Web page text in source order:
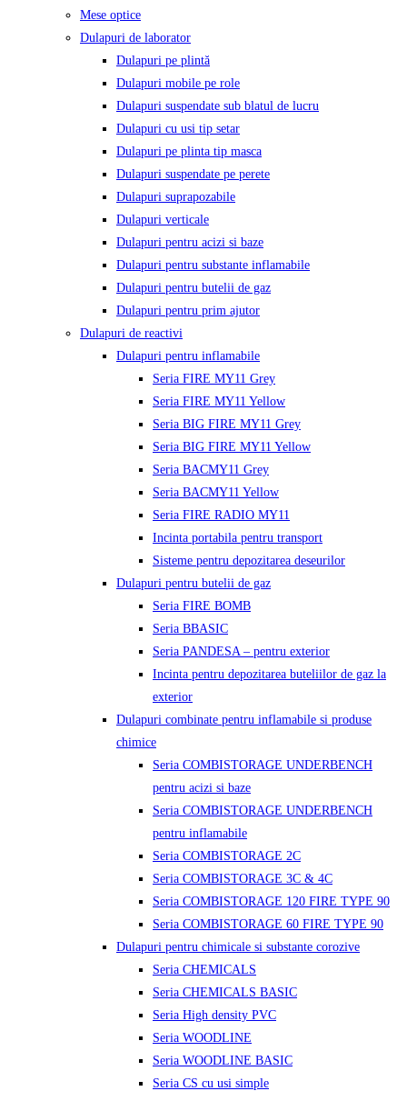
Mese optice
Dulapuri de laborator
Dulapuri pe plintă
Dulapuri mobile pe role
Dulapuri suspendate sub blatul de lucru
Dulapuri cu usi tip setar
Dulapuri pe plinta tip masca
Dulapuri suspendate pe perete
Dulapuri suprapozabile
Dulapuri verticale
Dulapuri pentru acizi si baze
Dulapuri pentru substante inflamabile
Dulapuri pentru butelii de gaz
Dulapuri pentru prim ajutor
Dulapuri de reactivi
Dulapuri pentru inflamabile
Seria FIRE MY11 Grey
Seria FIRE MY11 Yellow
Seria BIG FIRE MY11 Grey
Seria BIG FIRE MY11 Yellow
Seria BACMY11 Grey
Seria BACMY11 Yellow
Seria FIRE RADIO MY11
Incinta portabila pentru transport
Sisteme pentru depozitarea deseurilor
Dulapuri pentru butelii de gaz
Seria FIRE BOMB
Seria BBASIC
Seria PANDESA – pentru exterior
Incinta pentru depozitarea buteliilor de gaz la
exterior
Dulapuri combinate pentru inflamabile si produse
chimice
Seria COMBISTORAGE UNDERBENCH
pentru acizi si baze
Seria COMBISTORAGE UNDERBENCH
pentru inflamabile
Seria COMBISTORAGE 2C
Seria COMBISTORAGE 3C & 4C
Seria COMBISTORAGE 120 FIRE TYPE 90
Seria COMBISTORAGE 60 FIRE TYPE 90
Dulapuri pentru chimicale si substante corozive
Seria CHEMICALS
Seria CHEMICALS BASIC
Seria High density PVC
Seria WOODLINE
Seria WOODLINE BASIC
Seria CS cu usi simple